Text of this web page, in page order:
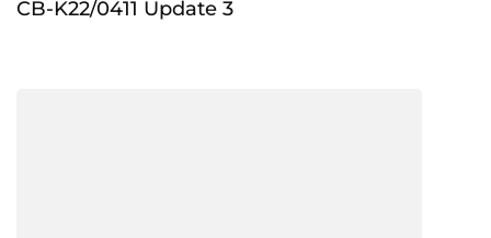
CB-K22/0411 Update 3